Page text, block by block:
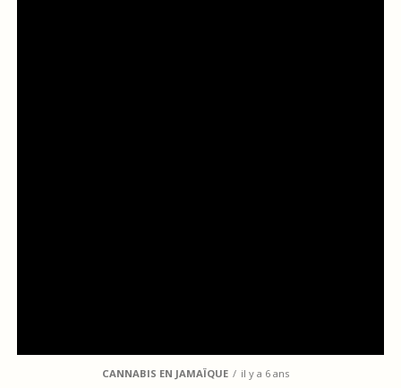
CANNABIS EN JAMAÏQUE il y a 6 ans